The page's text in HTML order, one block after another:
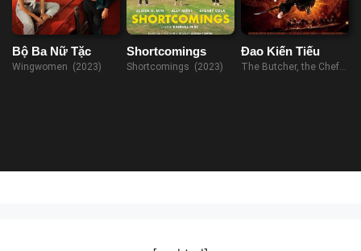
Bộ Ba Nữ Tặc
Wingwomen (2023)
Shortcomings
Shortcomings (2023)
Đao Kiến Tiếu
The Butcher, the Chef,